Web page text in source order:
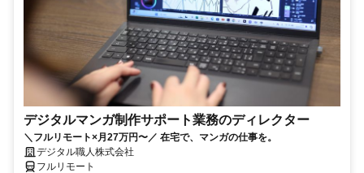
デジタルマンガ制作サポート業務のディレクター
＼フルリモート×月27万円〜／ 在宅で、マンガの仕事を。
デジタル職人株式会社
フルリモート